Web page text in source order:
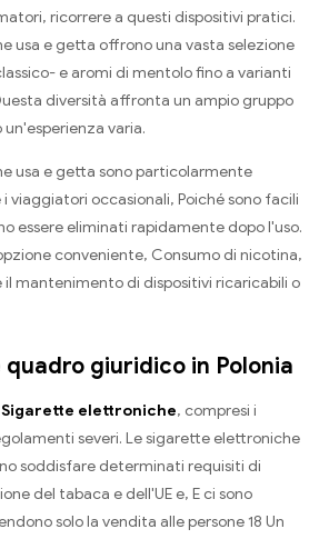
ricorrere a questi dispositivi pratici.
usa e getta offrono una vasta selezione
e aromi di mentolo fino a varianti
diversità affronta un ampio gruppo
varia.
usa e getta sono particolarmente
viaggiatori occasionali, Poiché sono facili
essere eliminati rapidamente dopo l'uso.
conveniente, Consumo di nicotina,
mantenimento di dispositivi ricaricabili o
quadro giuridico in Polonia
Sigarette elettroniche, compresi i
severi. Le sigarette elettroniche
soddisfare determinati requisiti di
del tabaca e dell'UE e, E ci sono
solo la vendita alle persone 18 Un